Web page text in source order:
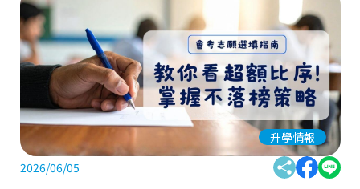
升學情報
2026/06/05